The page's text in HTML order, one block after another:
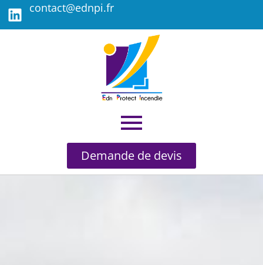
contact@ednpi.fr
Demande de devis